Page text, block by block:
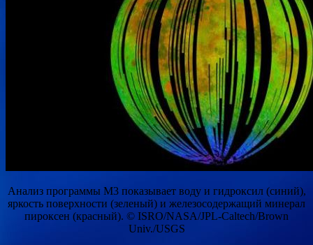
Анализ программы M3 показывает воду и гидроксил (синий),
яркость поверхности (зеленый) и железосодержащий минерал
пироксен (красный). © ISRO/NASA/JPL-Caltech/Brown
Univ./USGS